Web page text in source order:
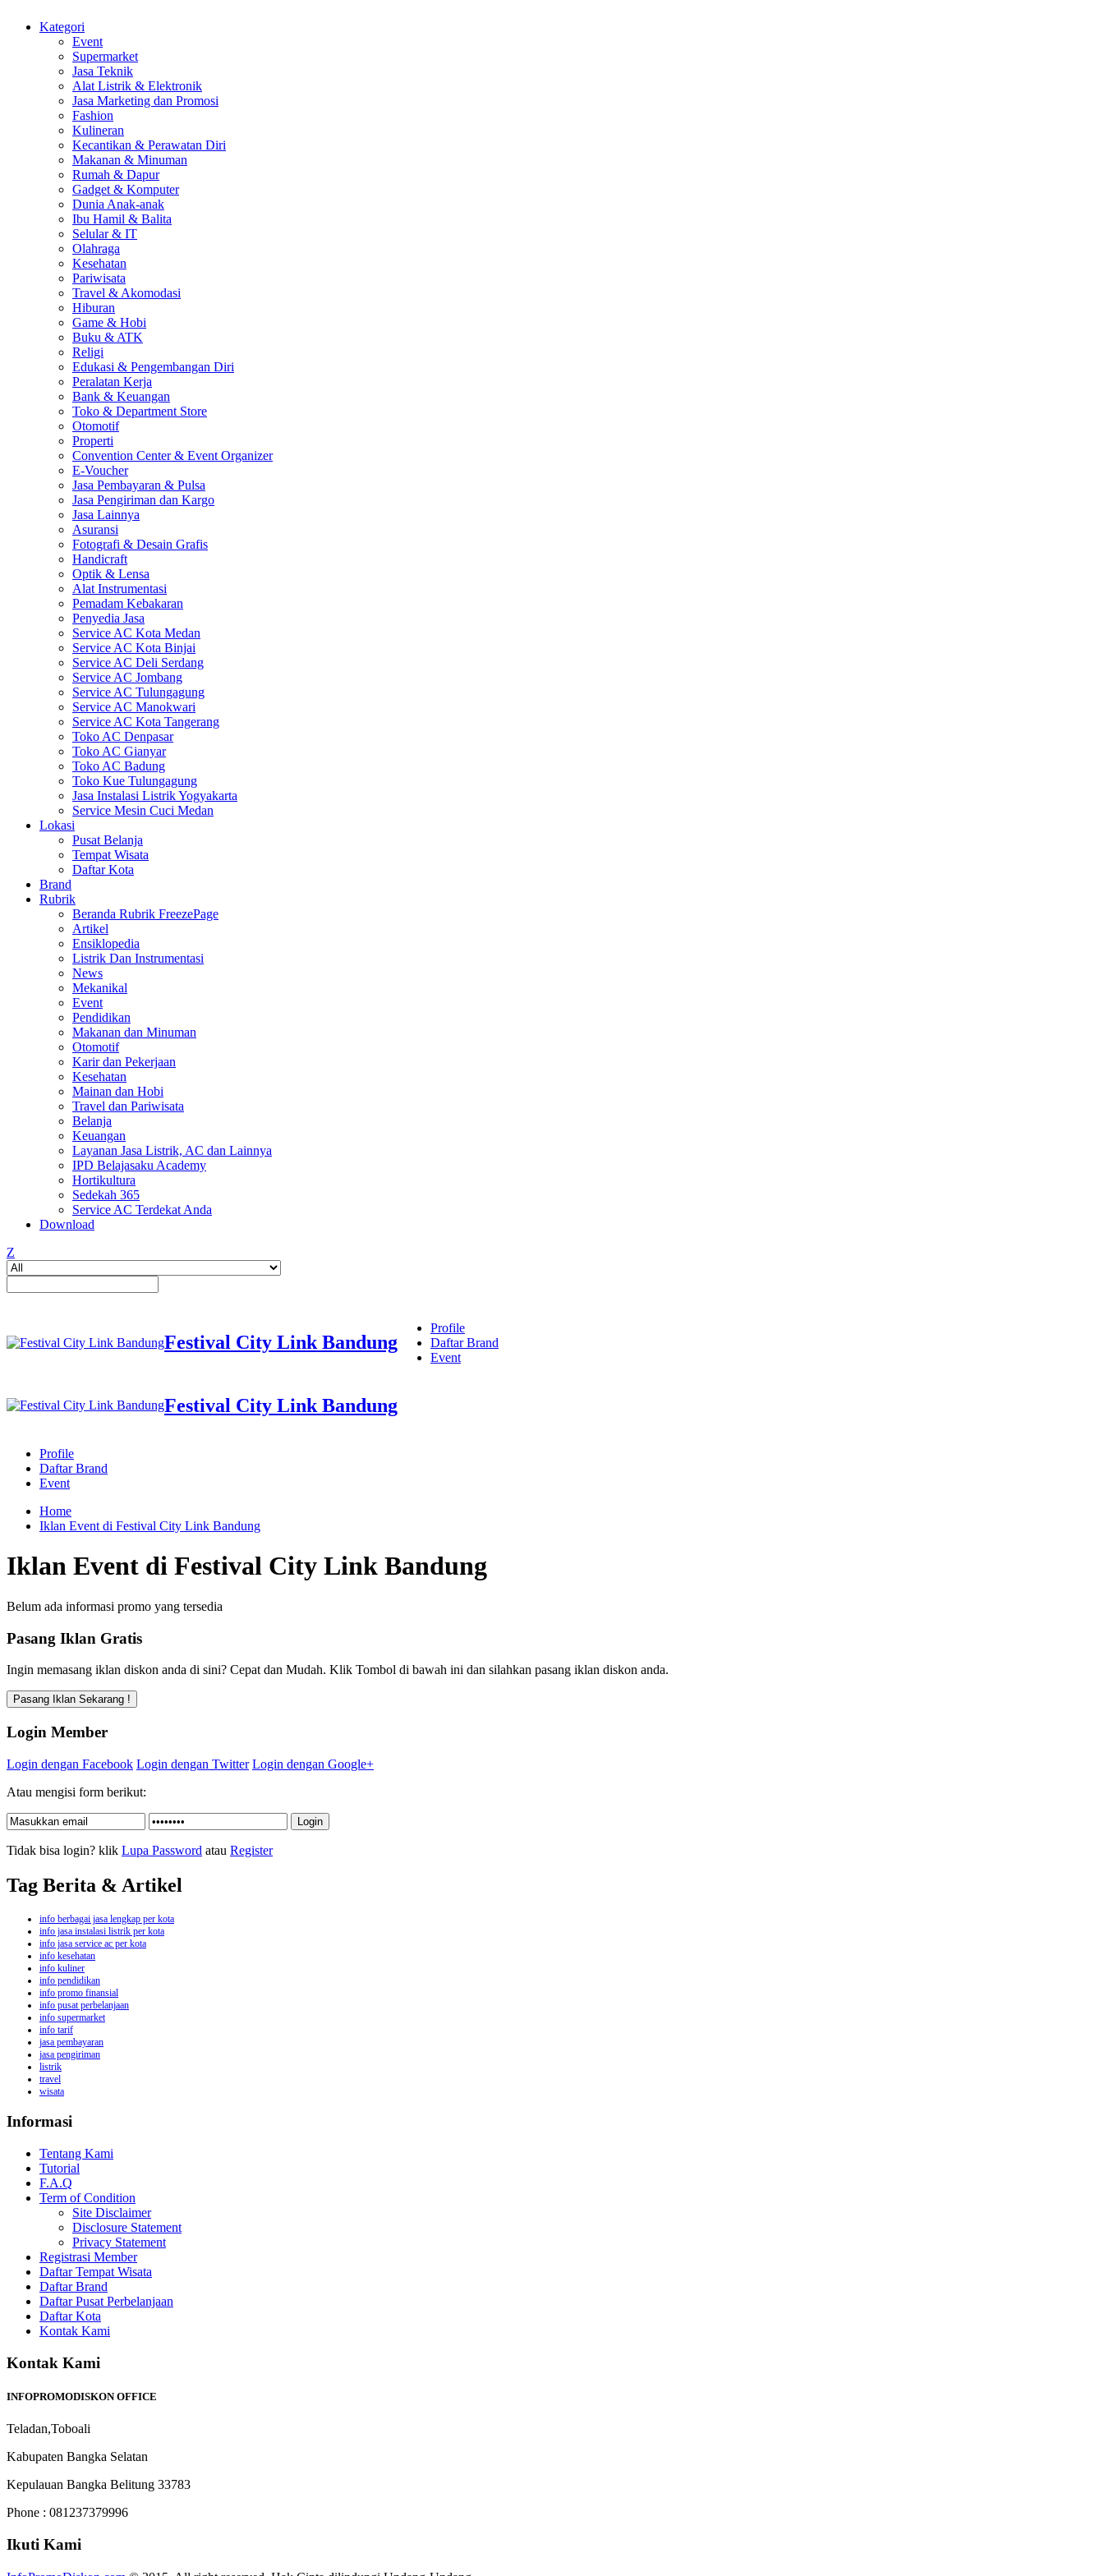
Kategori
Event
Supermarket
Jasa Teknik
Alat Listrik & Elektronik
Jasa Marketing dan Promosi
Fashion
Kulineran
Kecantikan & Perawatan Diri
Makanan & Minuman
Rumah & Dapur
Gadget & Komputer
Dunia Anak-anak
Ibu Hamil & Balita
Selular & IT
Olahraga
Kesehatan
Pariwisata
Travel & Akomodasi
Hiburan
Game & Hobi
Buku & ATK
Religi
Edukasi & Pengembangan Diri
Peralatan Kerja
Bank & Keuangan
Toko & Department Store
Otomotif
Properti
Convention Center & Event Organizer
E-Voucher
Jasa Pembayaran & Pulsa
Jasa Pengiriman dan Kargo
Jasa Lainnya
Asuransi
Fotografi & Desain Grafis
Handicraft
Optik & Lensa
Alat Instrumentasi
Pemadam Kebakaran
Penyedia Jasa
Service AC Kota Medan
Service AC Kota Binjai
Service AC Deli Serdang
Service AC Jombang
Service AC Tulungagung
Service AC Manokwari
Service AC Kota Tangerang
Toko AC Denpasar
Toko AC Gianyar
Toko AC Badung
Toko Kue Tulungagung
Jasa Instalasi Listrik Yogyakarta
Service Mesin Cuci Medan
Lokasi
Pusat Belanja
Tempat Wisata
Daftar Kota
Brand
Rubrik
Beranda Rubrik FreezePage
Artikel
Ensiklopedia
Listrik Dan Instrumentasi
News
Mekanikal
Event
Pendidikan
Makanan dan Minuman
Otomotif
Karir dan Pekerjaan
Kesehatan
Mainan dan Hobi
Travel dan Pariwisata
Belanja
Keuangan
Layanan Jasa Listrik, AC dan Lainnya
IPD Belajasaku Academy
Hortikultura
Sedekah 365
Service AC Terdekat Anda
Download
Z
Festival City Link Bandung
Profile
Daftar Brand
Event
Festival City Link Bandung
Profile
Daftar Brand
Event
Home
Iklan Event di Festival City Link Bandung
Iklan Event di Festival City Link Bandung
Belum ada informasi promo yang tersedia
Pasang Iklan Gratis
Ingin memasang iklan diskon anda di sini? Cepat dan Mudah. Klik Tombol di bawah ini dan silahkan pasang iklan diskon anda.
Login Member
Login dengan Facebook Login dengan Twitter Login dengan Google+
Atau mengisi form berikut:
Tidak bisa login? klik Lupa Password atau Register
Tag Berita & Artikel
info berbagai jasa lengkap per kota
info jasa instalasi listrik per kota
info jasa service ac per kota
info kesehatan
info kuliner
info pendidikan
info promo finansial
info pusat perbelanjaan
info supermarket
info tarif
jasa pembayaran
jasa pengiriman
listrik
travel
wisata
Informasi
Tentang Kami
Tutorial
F.A.Q
Term of Condition
Site Disclaimer
Disclosure Statement
Privacy Statement
Registrasi Member
Daftar Tempat Wisata
Daftar Brand
Daftar Pusat Perbelanjaan
Daftar Kota
Kontak Kami
Kontak Kami
INFOPROMODISKON OFFICE
Teladan,Toboali
Kabupaten Bangka Selatan
Kepulauan Bangka Belitung 33783
Phone : 081237379996
Ikuti Kami